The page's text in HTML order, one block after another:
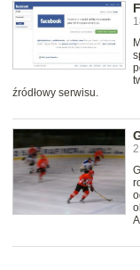
źródłowy serwisu.